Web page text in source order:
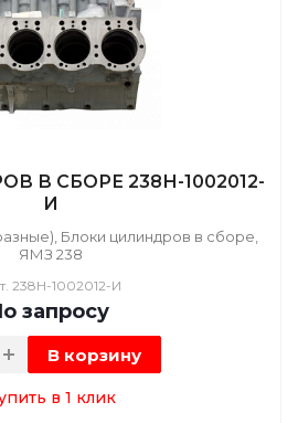
В СБОРЕ 238Н-1002012-
И
Блоки цилиндров в сборе,
ЯМЗ 238
238Н-1002012-И
запросу
В корзину
в 1 клик